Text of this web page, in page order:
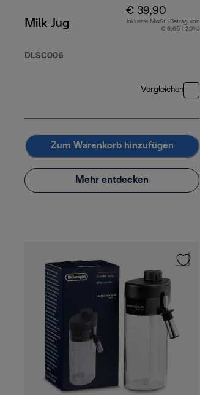
Milk Jug
DLSC006
€ 39,90
Inklusive MwSt.-Betrag von
€ 6,65 ( 20%)
Vergleichen
Zum Warenkorb hinzufügen
Mehr entdecken